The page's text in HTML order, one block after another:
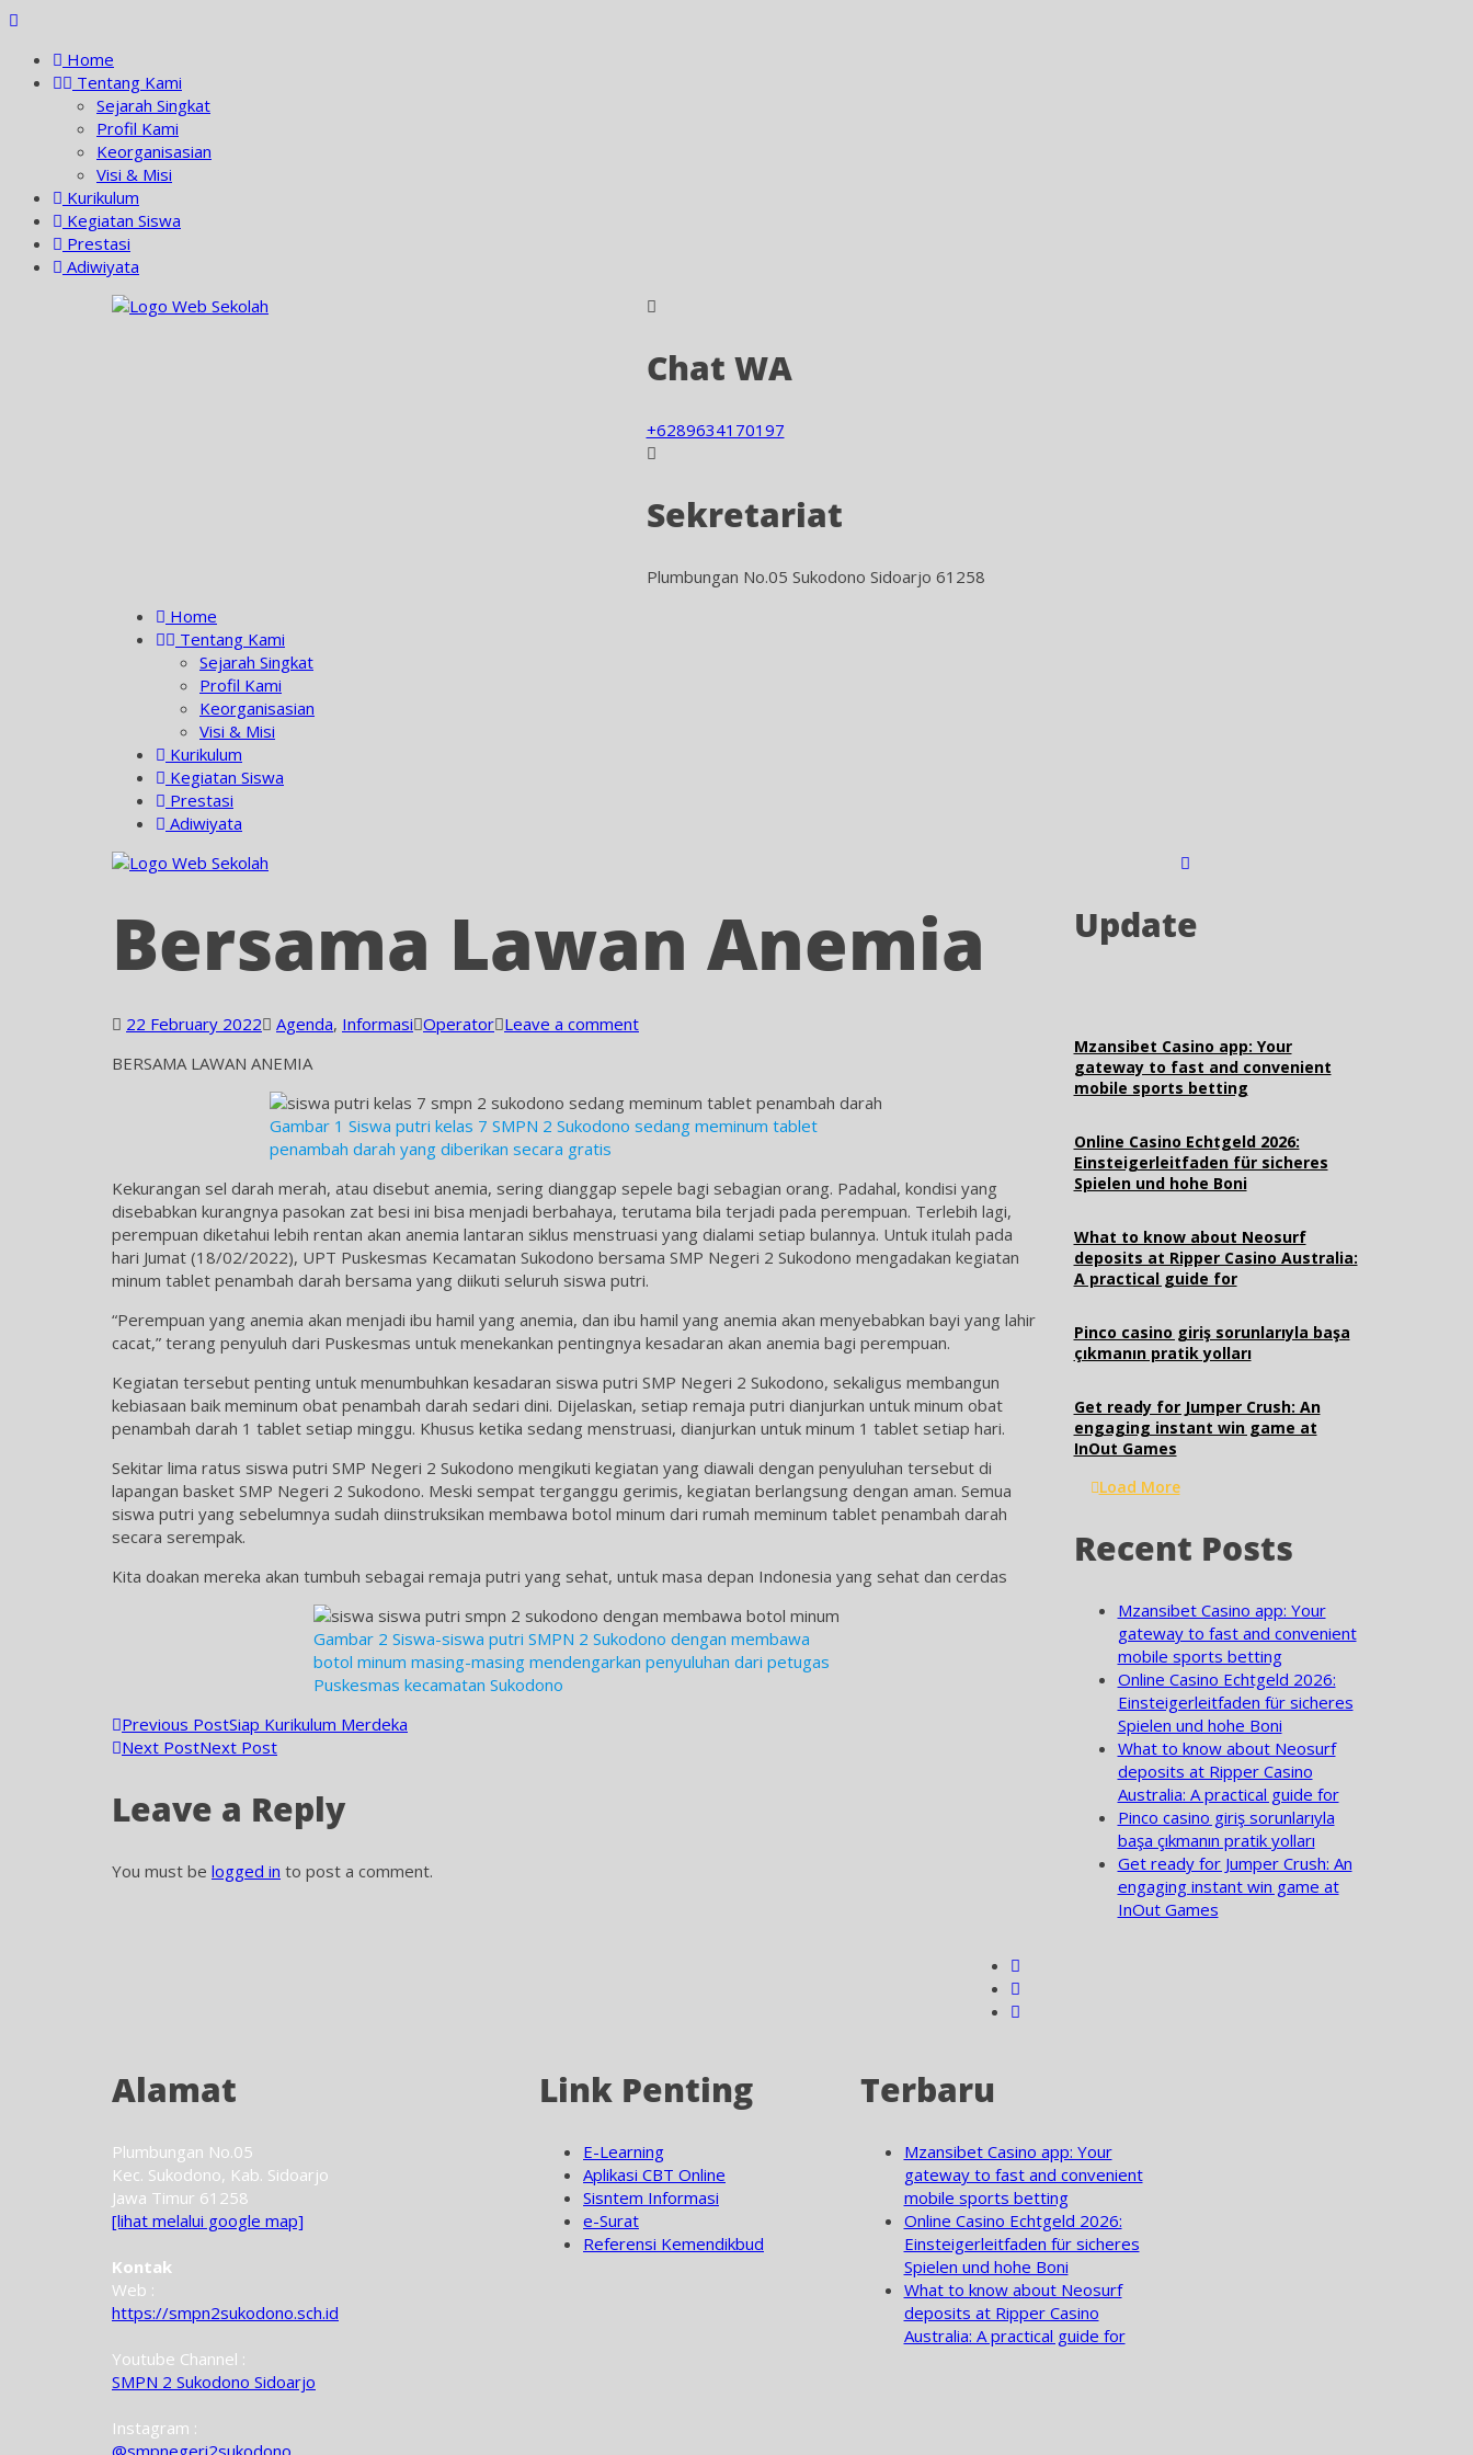
Skip
contentHome
Tentang Kami
Sejarah Singkat
Profil Kami
Keorganisasian
Visi & Misi
Kurikulum
Kegiatan Siswa
Prestasi
Adiwiyata
Chat WA
+6289634170197
Sekretariat
Plumbungan No.05 Sukodono Sidoarjo 61258
Home
Tentang Kami
Sejarah Singkat
Profil Kami
Keorganisasian
Visi & Misi
Kurikulum
Kegiatan Siswa
Prestasi
Adiwiyata
Bersama Lawan Anemia
22 February 2022 Agenda, Informasi Operator Leave a comment
BERSAMA LAWAN ANEMIA
Gambar 1 Siswa putri kelas 7 SMPN 2 Sukodono sedang meminum tablet
penambah darah yang diberikan secara gratis
Kekurangan sel darah merah, atau disebut anemia, sering dianggap sepele bagi sebagian orang. Padahal, kondisi yang
disebabkan kurangnya pasokan zat besi ini bisa menjadi berbahaya, terutama bila terjadi pada perempuan. Terlebih lagi,
perempuan diketahui lebih rentan akan anemia lantaran siklus menstruasi yang dialami setiap bulannya. Untuk itulah pada
hari Jumat (18/02/2022), UPT Puskesmas Kecamatan Sukodono bersama SMP Negeri 2 Sukodono mengadakan kegiatan
minum tablet penambah darah bersama yang diikuti seluruh siswa putri.
“Perempuan yang anemia akan menjadi ibu hamil yang anemia, dan ibu hamil yang anemia akan menyebabkan bayi yang lahir
cacat,” terang penyuluh dari Puskesmas untuk menekankan pentingnya kesadaran akan anemia bagi perempuan.
Kegiatan tersebut penting untuk menumbuhkan kesadaran siswa putri SMP Negeri 2 Sukodono, sekaligus membangun
kebiasaan baik meminum obat penambah darah sedari dini. Dijelaskan, setiap remaja putri dianjurkan untuk minum obat
penambah darah 1 tablet setiap minggu. Khusus ketika sedang menstruasi, dianjurkan untuk minum 1 tablet setiap hari.
Sekitar lima ratus siswa putri SMP Negeri 2 Sukodono mengikuti kegiatan yang diawali dengan penyuluhan tersebut di
lapangan basket SMP Negeri 2 Sukodono. Meski sempat terganggu gerimis, kegiatan berlangsung dengan aman. Semua
siswa putri yang sebelumnya sudah diinstruksikan membawa botol minum dari rumah meminum tablet penambah darah
secara serempak.
Kita doakan mereka akan tumbuh sebagai remaja putri yang sehat, untuk masa depan Indonesia yang sehat dan cerdas
Gambar 2 Siswa-siswa putri SMPN 2 Sukodono dengan membawa
botol minum masing-masing mendengarkan penyuluhan dari petugas
Puskesmas kecamatan Sukodono
Post
navigation
Previous PostSiap Kurikulum Merdeka
Next PostNext Post
Leave a Reply
You must be logged in to post a comment.
Update
Mzansibet Casino app: Your
gateway to fast and convenient
mobile sports betting
Online Casino Echtgeld 2026:
Einsteigerleitfaden für sicheres
Spielen und hohe Boni
What to know about Neosurf
deposits at Ripper Casino Australia:
A practical guide for
Pinco casino giriş sorunlarıyla başa
çıkmanın pratik yolları
Get ready for Jumper Crush: An
engaging instant win game at
InOut Games
Load More
Recent Posts
Mzansibet Casino app: Your
gateway to fast and convenient
mobile sports betting
Online Casino Echtgeld 2026:
Einsteigerleitfaden für sicheres
Spielen und hohe Boni
What to know about Neosurf
deposits at Ripper Casino
Australia: A practical guide for
Pinco casino giriş sorunlarıyla
başa çıkmanın pratik yolları
Get ready for Jumper Crush: An
engaging instant win game at
InOut Games
Alamat
Plumbungan No.05
Kec. Sukodono, Kab. Sidoarjo
Jawa Timur 61258
[lihat melalui google map]
Kontak
Web :
https://smpn2sukodono.sch.id
Youtube Channel :
SMPN 2 Sukodono Sidoarjo
Instagram :
@smpnegeri2sukodono
Link Penting
E-Learning
Aplikasi CBT Online
Sisntem Informasi
e-Surat
Referensi Kemendikbud
Terbaru
Mzansibet Casino app: Your
gateway to fast and convenient
mobile sports betting
Online Casino Echtgeld 2026:
Einsteigerleitfaden für sicheres
Spielen und hohe Boni
What to know about Neosurf
deposits at Ripper Casino
Australia: A practical guide for